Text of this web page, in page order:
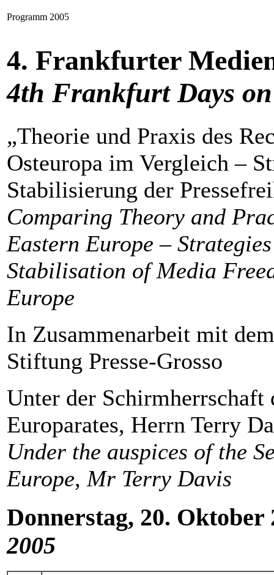
Programm 2005
4. Frankfurter
4th Frankfurt Days
„Theorie und Praxis des
Osteuropa im Vergleich –
Stabilisierung der
Comparing Theory and
Eastern Europe –
Stabilisation of Media
Europe
In Zusammenarbeit mit
Stiftung Presse-Grosso
Unter der Schirmherrschaft
Europarates, Herrn Terry
Under the auspices of the
Europe, Mr Terry Davis
Donnerstag, 20. Oktober
2005